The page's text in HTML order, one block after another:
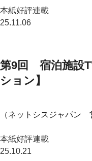
本紙好評連載
25.11.06
第9回 宿泊施設
ション】
（ネットシスジャパン
本紙好評連載
25.10.21